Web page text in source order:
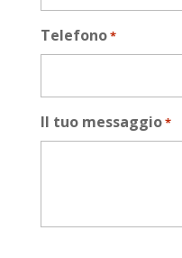
Telefono*
Il tuo messaggio*